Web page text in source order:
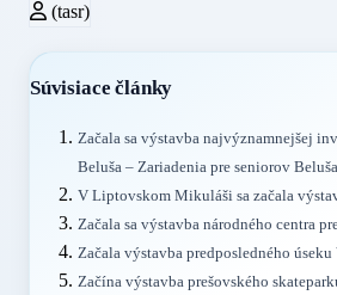
(tasr)
Súvisiace články
Začala sa výstavba najvýznamnejšej
Beluša – Zariadenia pre seniorov Beluša
V Liptovskom Mikuláši sa začala
Začala sa výstavba národného centra
Začala výstavba predposledného
Začína výstavba prešovského